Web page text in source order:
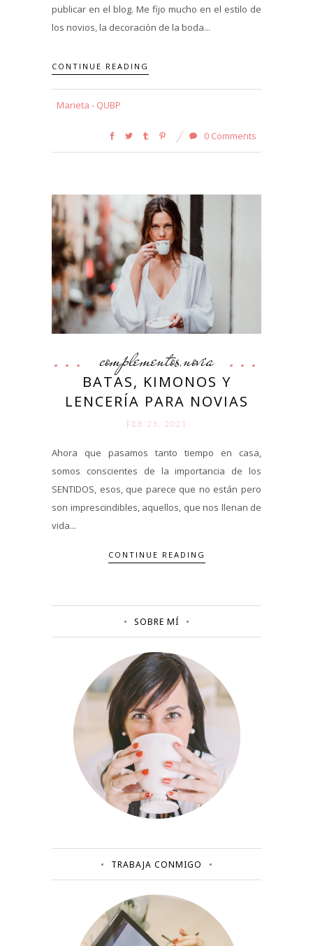
publicar en el blog. Me fijo mucho en el estilo de
los novios, la decoración de la boda...
CONTINUE READING
Marieta - QUBP
0 Comments
complementos,novia
BATAS, KIMONOS Y
LENCERÍA PARA NOVIAS
FEB 23. 2021
Ahora que pasamos tanto tiempo en casa,
somos conscientes de la importancia de los
SENTIDOS, esos, que parece que no están pero
son imprescindibles, aquellos, que nos llenan de
vida...
CONTINUE READING
SOBRE MÍ
TRABAJA CONMIGO